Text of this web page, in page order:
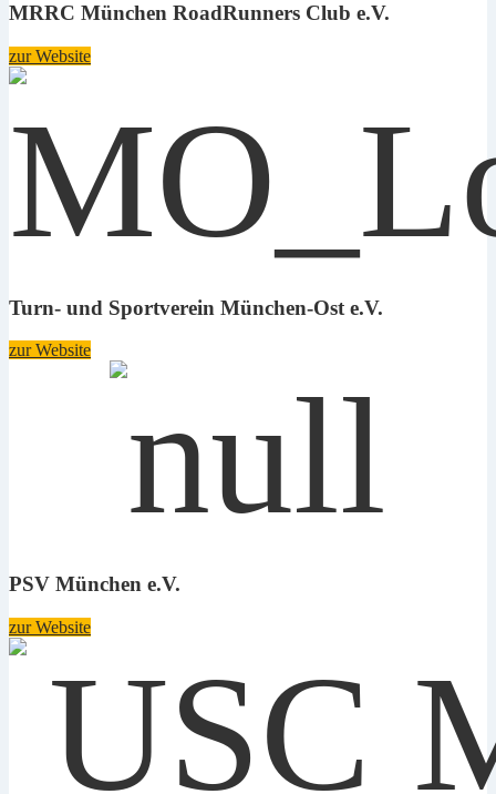
MRRC München RoadRunners Club e.V.
zur Website
Turn- und Sportverein München-Ost e.V.
zur Website
PSV München e.V.
zur Website